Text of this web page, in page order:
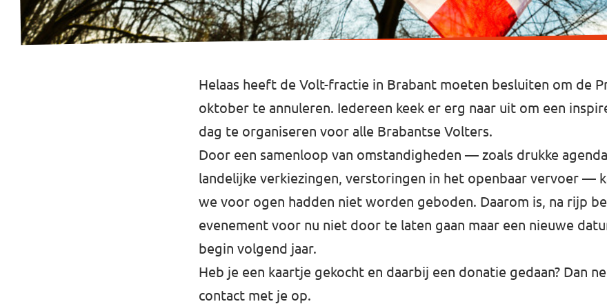
Helaas heeft de Volt-fractie in Brabant moeten besluiten om de
oktober te annuleren. Iedereen keek er erg naar uit om een
dag te organiseren voor alle Brabantse Volters.
Door een samenloop van omstandigheden — zoals drukke
landelijke verkiezingen, verstoringen in het openbaar vervoer —
we voor ogen hadden niet worden geboden. Daarom is, na rijp
evenement voor nu niet door te laten gaan maar een nieuwe
begin volgend jaar.
Heb je een kaartje gekocht en daarbij een donatie gedaan? Dan
contact met je op.